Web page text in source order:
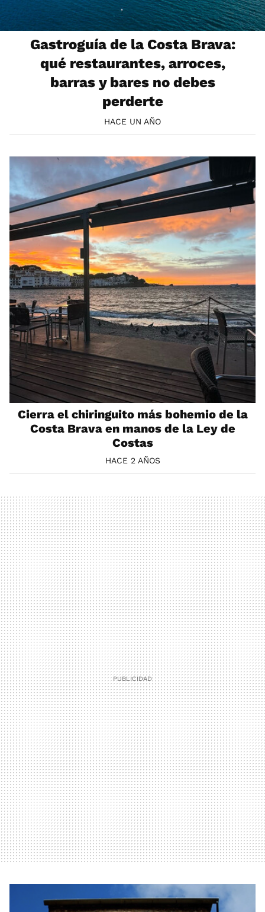
Gastroguía de la Costa Brava:
qué restaurantes, arroces,
barras y bares no debes
perderte
HACE UN AÑO
Cierra el chiringuito más bohemio de la
Costa Brava en manos de la Ley de
Costas
HACE 2 AÑOS